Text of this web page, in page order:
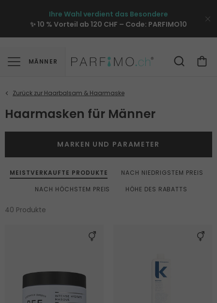
Ihre Wahl verdient das Besondere
✨ 10 % Vorteil ab 120 CHF – Code: PARFIMO10
MÄNNER
Haarmasken für Männer
MEISTVERKAUFTE PRODUKTE
NACH NIEDRIGSTEM PREIS
NACH HÖCHSTEM PREIS
HÖHE DES RABATTS
40 Produkte
MARKEN UND PARAMETER